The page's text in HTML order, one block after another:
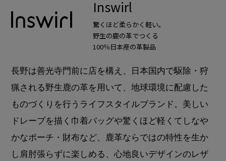
Inswirl
驚くほど柔らかく軽い。
野生の鹿の革でつくる
100％日本産の革製品
長野は善光寺門前に店を構え、日本国内で駆除・狩
猟される野生鹿の革を用いて、地球環境に配慮した
ものづくりを行うライフスタイルブランド。美しい
ドレープを描く巾着バッグや驚くほど軽くてしなや
かなポーチ・財布など、鹿革ならではの特性を生か
し肩肘張らずに楽しめる、心地良いデザインのレザ